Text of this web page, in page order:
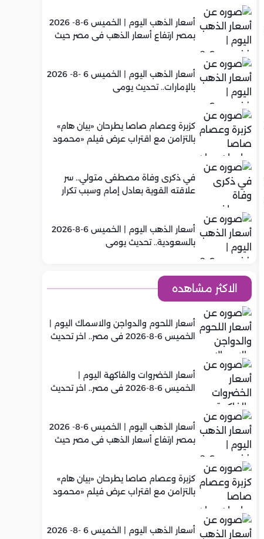
أسعار الذهب اليوم | الخميس 6-8- 2026
بمصر ارتفاع أسعار الذهب في مصر حيث
أسعار الذهب اليوم | الخميس 6 -8- 2026
بالإمارات.. تحديث يومي
كزبرة وعصام صاصا يطرحان «بيان هام»
بالتزامن مع اقتراب عرض فيلم «محمود
في ذكرى وفاة مصطفى متولي.. سر
علاقته القوية بعادل إمام وسبب تكرار
أسعار الذهب اليوم | الخميس 6-8-2026
بالسعودية.. تحديث يومي
الاكثر مشاهده
أسعار اللحوم والدواجن والاسماك اليوم |
الخميس 6-8-2026 في مصر.. اخر تحديث
أسعار الخضروات والفاكهة اليوم |
الخميس 6-8-2026 في مصر.. اخر تحديث
أسعار الذهب اليوم | الخميس 6-8- 2026
بمصر ارتفاع أسعار الذهب في مصر حيث
كزبرة وعصام صاصا يطرحان «بيان هام»
بالتزامن مع اقتراب عرض فيلم «محمود
أسعار الذهب اليوم | الخميس 6 -8- 2026